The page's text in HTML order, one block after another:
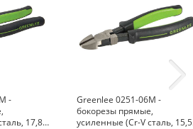
-
17,8
Greenlee 0251-06M -
бокорезы прямые,
усиленные (Cr-V сталь, 15,5